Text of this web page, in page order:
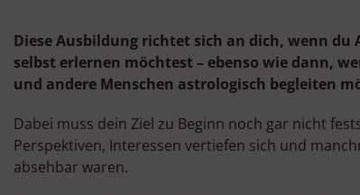
Diese Ausbildung richtet sich an dich, wenn
selbst erlernen möchtest – ebenso wie dann,
und andere Menschen astrologisch begleiten
Dabei muss dein Ziel zu Beginn noch gar nicht
Perspektiven, Interessen vertiefen sich und
absehbar waren.